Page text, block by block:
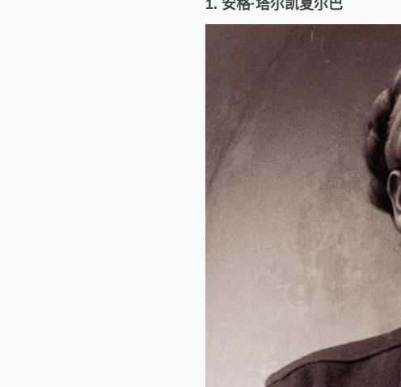
1. 安格·塔尔凯夏尔巴